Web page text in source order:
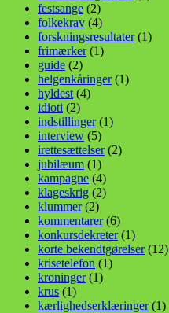
festsange (2)
folkekrav (4)
forskningsresultater(1)
frimærker(1)
guide (2)
helgenkåringer(1)
hyldest (4)
idioti (2)
indstillinger(1)
interview (5)
irettesættelser(2)
jubilæum (1)
kampagne (4)
klageskrig (2)
klummer(2)
kommentarer(6)
konkursdekreter(1)
korte bekendtgørelser(12)
krisetelefon (1)
kroninger(1)
krus (1)
kærlighedserklæringer(1)